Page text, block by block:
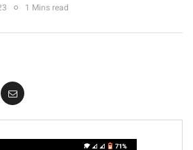
1 Mins read